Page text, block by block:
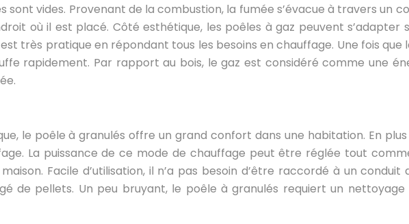
sont vides. Provenant de la combustion, la fumée s’évacue à travers un
où il est placé. Côté esthétique, les poêles à gaz peuvent
très pratique en répondant tous les besoins en chauffage. Une fois
rapidement. Par rapport au bois, le gaz est considéré comme une
le poêle à granulés offre un grand confort dans une habitation. En
La puissance de ce mode de chauffage peut être réglée tout
Facile d’utilisation, il n’a pas besoin d’être raccordé à un
de pellets. Un peu bruyant, le poêle à granulés requiert un